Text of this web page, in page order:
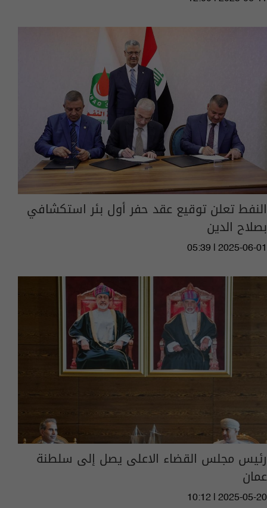
النفط تعلن توقيع عقد حفر أول بئر استكشافي
بصلاح الدين
05:39 | 2025-06-01
رئيس مجلس القضاء الاعلى يصل إلى سلطنة
عمان
10:12 | 2025-05-20